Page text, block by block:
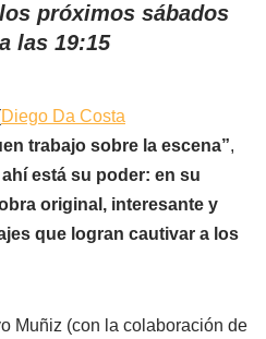
próximos sábados
las 19:15
Diego Da Costa
trabajo sobre la escena”,
está su poder: en su
original, interesante y
que logran cautivar a los
Muñiz (con la colaboración de